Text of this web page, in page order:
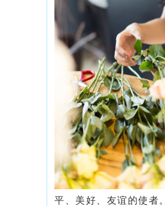
平、美好、友谊的使者。